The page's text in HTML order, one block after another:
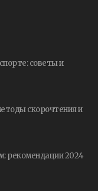
советы и
скорочтения и
рекомендации 2024